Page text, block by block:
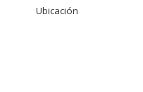
Ubicación